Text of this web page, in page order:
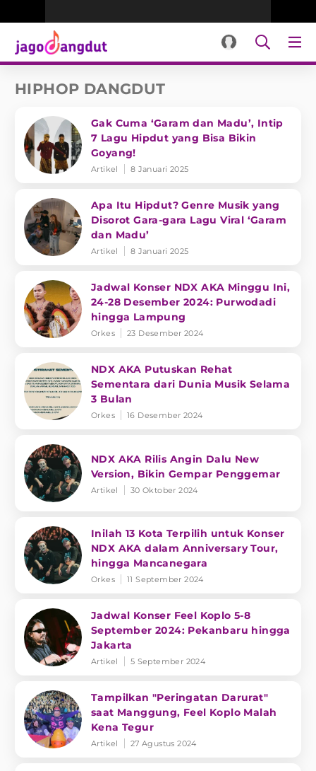
HIPHOP DANGDUT
Gak Cuma ‘Garam dan Madu’, Intip
7 Lagu Hipdut yang Bisa Bikin
Goyang!
Artikel 8 Januari 2025
Apa Itu Hipdut? Genre Musik yang
Disorot Gara-gara Lagu Viral ‘Garam
dan Madu’
Artikel 8 Januari 2025
Jadwal Konser NDX AKA Minggu Ini,
24-28 Desember 2024: Purwodadi
hingga Lampung
Orkes 23 Desember 2024
NDX AKA Putuskan Rehat
Sementara dari Dunia Musik Selama
3 Bulan
Orkes 16 Desember 2024
NDX AKA Rilis Angin Dalu New
Version, Bikin Gempar Penggemar
Artikel 30 Oktober 2024
Inilah 13 Kota Terpilih untuk Konser
NDX AKA dalam Anniversary Tour,
hingga Mancanegara
Orkes 11 September 2024
Jadwal Konser Feel Koplo 5-8
September 2024: Pekanbaru hingga
Jakarta
Artikel 5 September 2024
Tampilkan "Peringatan Darurat"
saat Manggung, Feel Koplo Malah
Kena Tegur
Artikel 27 Agustus 2024